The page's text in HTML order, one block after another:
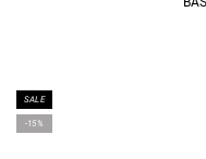
SALE
-15%